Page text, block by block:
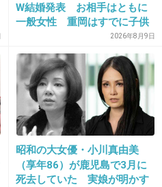
+466 -7
+43 -36
W結婚発表 お相手はともに
一般女性 重岡はすでに子供
2026年8月9日
昭和の大女優・小川真由美
（享年86）が鹿児島で3月に
死去していた 実娘が明かす